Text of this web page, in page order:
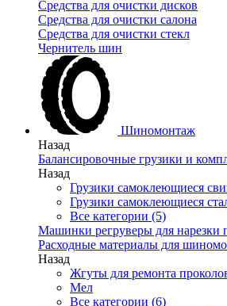
Средства для очистки дисков
Средства для очистки салона
Средства для очистки стекл
Чернитель шин
Шиномонтаж
Назад
Балансировочные грузики и
Назад
Грузики самоклеющиеся
Грузики самоклеющиеся
Все категории (5)
Машинки регруверы для нарезки
Расходные материалы для
Назад
Жгуты для ремонта
Мел
Все категории (6)